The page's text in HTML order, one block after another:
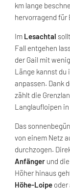
km lange
hervorragend für
Im Lesachtal
Fall entgehen
der Gail mit
Länge kannst du
anpassen. Dank
zählt die
Langlaufloipen in
Das
von einem Netz
durchzogen.
Anfänger und
Höher hinaus
Höhe-Loipe oder